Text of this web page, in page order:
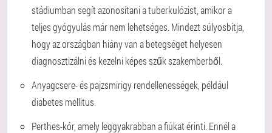
stádiumban segít azonosítani a tuberkulózist, amikor a
teljes gyógyulás már nem lehetséges. Mindezt súlyosbítja,
hogy az országban hiány van a betegséget helyesen
diagnosztizálni és kezelni képes szűk szakemberből.
Anyagcsere- és pajzsmirigy rendellenességek, például
diabetes mellitus.
Perthes-kór, amely leggyakrabban a fiúkat érinti. Ennél a